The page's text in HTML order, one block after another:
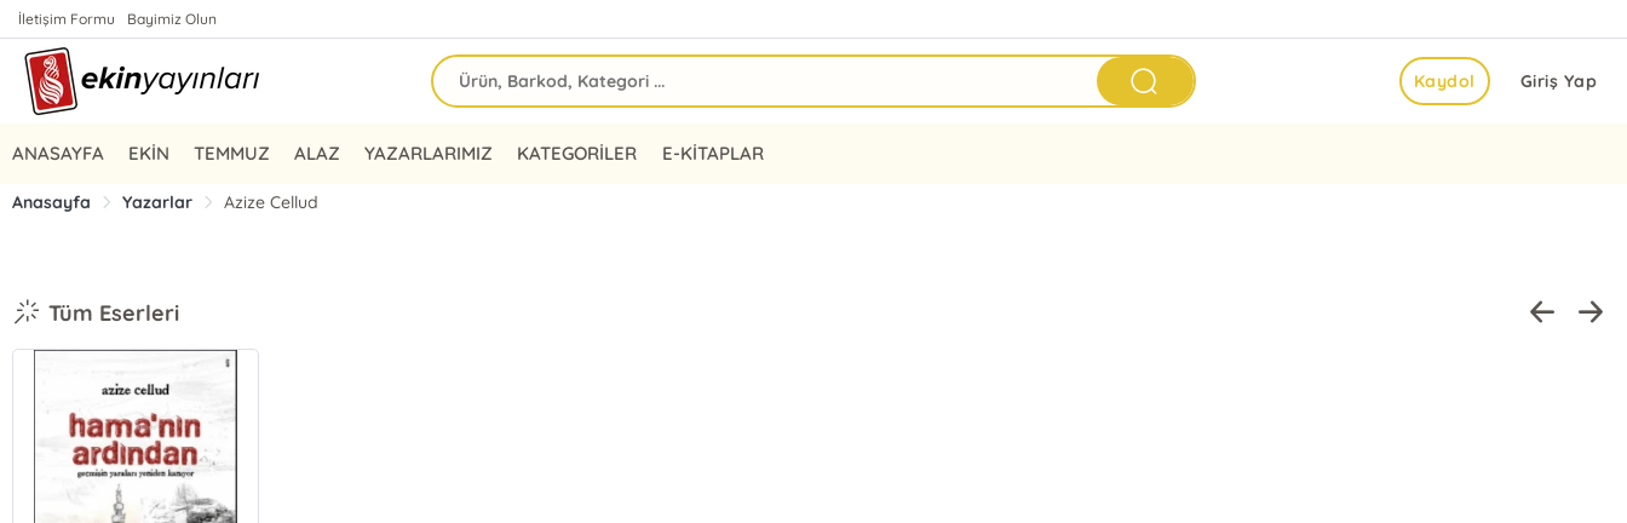
İletişim Formu Bayimiz Olun
Giriş Yap
Kaydol
ANASAYFA EKİN TEMMUZ ALAZ YAZARLARIMIZ KATEGORİLER E-KİTAPLAR
Anasayfa Yazarlar Azize Cellud
Tüm Eserleri